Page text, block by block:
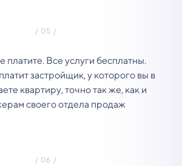
платите. Все услуги бесплатны.
застройщик, у которого вы в
квартиру, точно так же, как и
своего отдела продаж